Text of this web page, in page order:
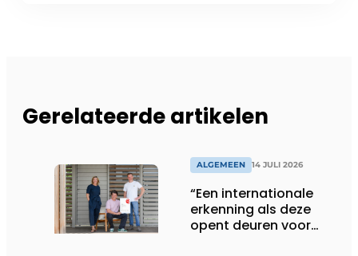
Gerelateerde artikelen
ALGEMEEN 14 JULI 2026
“Een internationale
erkenning als deze
opent deuren voor